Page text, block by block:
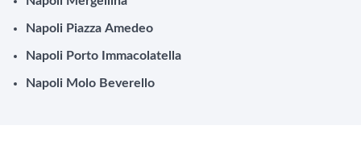
Napoli Piazza Amedeo
Napoli Porto Immacolatella
Napoli Molo Beverello